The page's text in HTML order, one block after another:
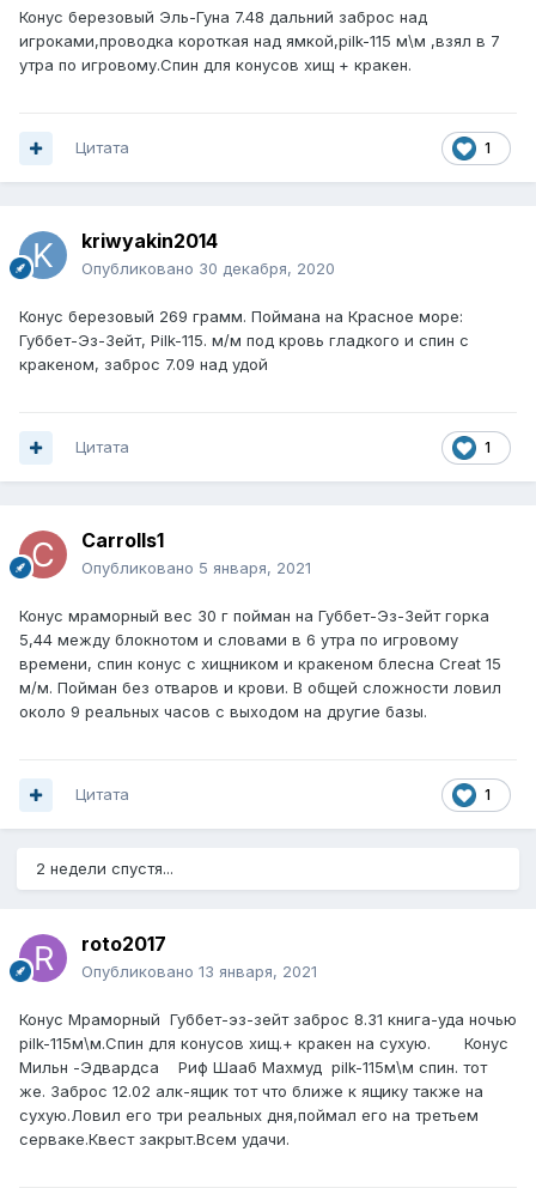
Конус березовый Эль-Гуна 7.48 дальний заброс над
игроками,проводка короткая над ямкой,pilk-115 м\м ,взял в 7
утра по игровому.Спин для конусов хищ + кракен.
1
Цитата
kriwyakin2014
Опубликовано 30 декабря, 2020
Конус березовый 269 грамм. Поймана на Красное море:
Губбет-Эз-Зейт, Pilk-115. м/м под кровь гладкого и спин с
кракеном, заброс 7.09 над удой
1
Цитата
Carrolls1
Опубликовано 5 января, 2021
Конус мраморный вес 30 г пойман на Губбет-Эз-Зейт горка
5,44 между блокнотом и словами в 6 утра по игровому
времени, спин конус с хищником и кракеном блесна Creat 15
м/м. Пойман без отваров и крови. В общей сложности ловил
около 9 реальных часов с выходом на другие базы.
1
Цитата
2 недели спустя...
roto2017
Опубликовано 13 января, 2021
Конус Мраморный Губбет-эз-зейт заброс 8.31 книга-уда ночью
pilk-115м\м.Спин для конусов хищ.+ кракен на сухую. Конус
Мильн -Эдвардса Риф Шааб Махмуд pilk-115м\м спин. тот
же. Заброс 12.02 алк-ящик тот что ближе к ящику также на
сухую.Ловил его три реальных дня,поймал его на третьем
серваке.Квест закрыт.Всем удачи.